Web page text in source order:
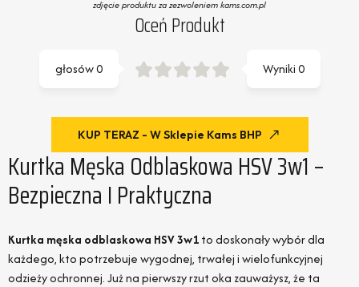
zdjęcie produktu za zezwoleniem kams.com.pl
Oceń Produkt
Wyniki0
głosów0
KUP TERAZ - W Sklepie Kams BHP
Kurtka Męska Odblaskowa HSV 3w1 –
Bezpieczna I Praktyczna
Kurtka męska odblaskowa HSV 3w1to doskonały wybór dla
każdego, kto potrzebuje wygodnej, trwałej i wielofunkcyjnej
odzieży ochronnej. Już na pierwszy rzut oka zauważysz, że ta